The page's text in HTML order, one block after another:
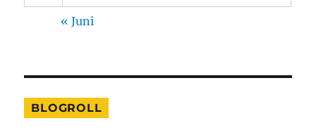
« Juni
BLOGROLL